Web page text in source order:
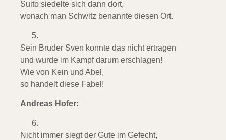
Suito siedelte sich dann dort,
wonach man Schwitz benannte diesen Ort.
Sein Bruder Sven konnte das nicht ertragen
und wurde im Kampf darum erschlagen!
Wie von Kein und Abel,
so handelt diese Fabel!
Andreas Hofer:
Nicht immer siegt der Gute im Gefecht,